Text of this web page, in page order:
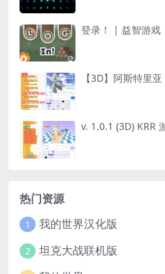
登录！ | 益智游戏
【3D】阿斯特里亚
v. 1.0.1 (3D) KRR
热门资源
1 我的世界汉化版
2 坦克大战联机版